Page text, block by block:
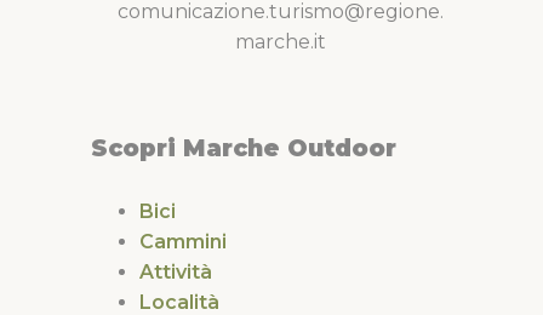
comunicazione.turismo@regione.
marche.it
Scopri Marche Outdoor
Bici
Cammini
Attività
Località